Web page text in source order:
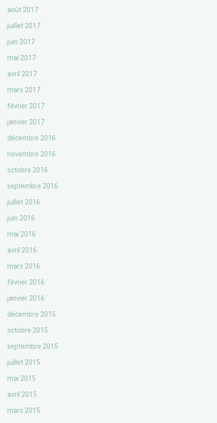
août 2017
juillet 2017
juin 2017
mai 2017
avril 2017
mars 2017
février 2017
janvier 2017
décembre 2016
novembre 2016
octobre 2016
septembre 2016
juillet 2016
juin 2016
mai 2016
avril 2016
mars 2016
février 2016
janvier 2016
décembre 2015
octobre 2015
septembre 2015
juillet 2015
mai 2015
avril 2015
mars 2015